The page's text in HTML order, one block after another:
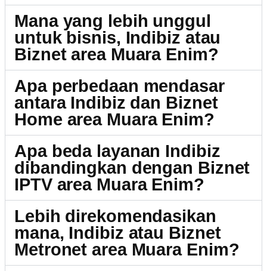
Mana yang lebih unggul
untuk bisnis, Indibiz atau
Biznet area Muara Enim?
Apa perbedaan mendasar
antara Indibiz dan Biznet
Home area Muara Enim?
Apa beda layanan Indibiz
dibandingkan dengan Biznet
IPTV area Muara Enim?
Lebih direkomendasikan
mana, Indibiz atau Biznet
Metronet area Muara Enim?